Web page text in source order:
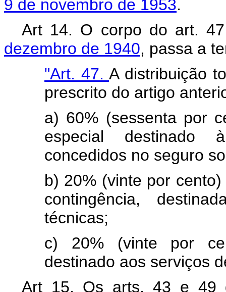
9 de novembro de 1953.
Art 14. O corpo do art.
dezembro de 1940, passa a
"Art. 47. A distribuição
prescrito do artigo
a) 60% (sessenta por
especial destinado
concedidos no seguro
b) 20% (vinte por
contingência,
técnicas;
c) 20% (vinte por
destinado aos serviços
Art 15. Os arts. 43 e